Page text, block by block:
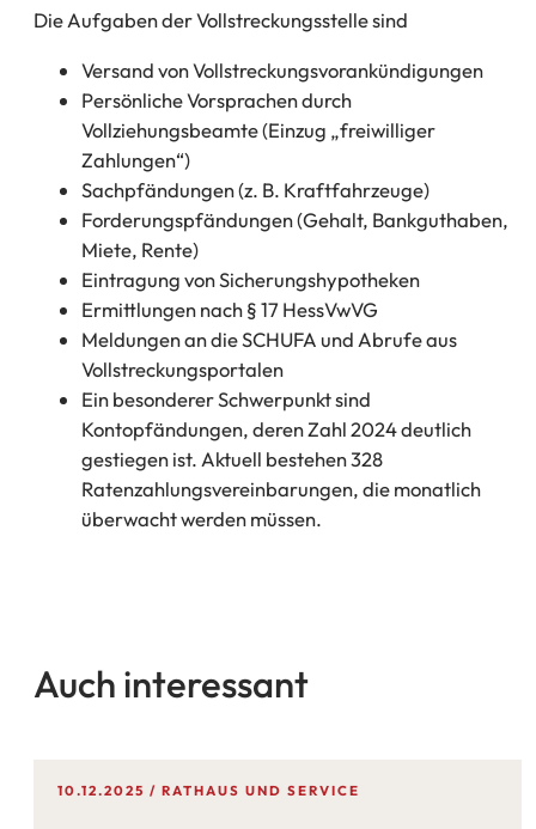
Die Aufgaben der Vollstreckungsstelle sind
Versand von Vollstreckungsvorankündigungen
Persönliche Vorsprachen durch
Vollziehungsbeamte (Einzug „freiwilliger
Zahlungen“)
Sachpfändungen (z. B. Kraftfahrzeuge)
Forderungspfändungen (Gehalt, Bankguthaben,
Miete, Rente)
Eintragung von Sicherungshypotheken
Ermittlungen nach § 17 HessVwVG
Meldungen an die SCHUFA und Abrufe aus
Vollstreckungsportalen
Ein besonderer Schwerpunkt sind
Kontopfändungen, deren Zahl 2024 deutlich
gestiegen ist. Aktuell bestehen 328
Ratenzahlungsvereinbarungen, die monatlich
überwacht werden müssen.
Auch interessant
10.12.2025 RATHAUS UND SERVICE